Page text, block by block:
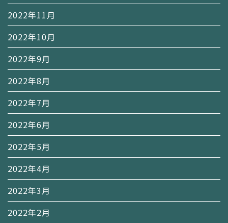
2022年11月
2022年10月
2022年9月
2022年8月
2022年7月
2022年6月
2022年5月
2022年4月
2022年3月
2022年2月